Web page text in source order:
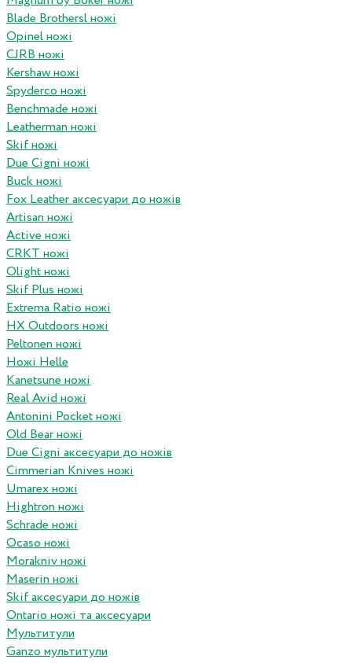
Blade Brothersl ножі
Opinel ножі
CJRB ножі
Kershaw ножі
Spyderco ножі
Benchmade ножі
Leatherman ножі
Skif ножі
Due Cigni ножі
Buck ножі
Fox Leather аксесуари до ножів
Artisan ножі
Active ножі
CRKT ножі
Olight ножі
Skif Plus ножі
Extrema Ratio ножі
HX Outdoors ножі
Peltonen ножі
Ножі Helle
Kanetsune ножі
Real Avid ножі
Antonini Pocket ножі
Old Bear ножі
Due Cigni аксесуари до ножів
Cimmerian Knives ножі
Umarex ножі
Hightron ножі
Schrade ножі
Ocaso ножі
Morakniv ножі
Maserin ножі
Skif аксесуари до ножів
Ontario ножі та аксесуари
Мультитули
Ganzo мультитули